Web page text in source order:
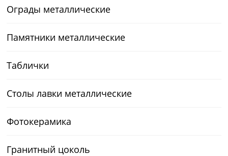
Ограды металлические
Памятники металлические
Таблички
Столы лавки металлические
Фотокерамика
Гранитный цоколь